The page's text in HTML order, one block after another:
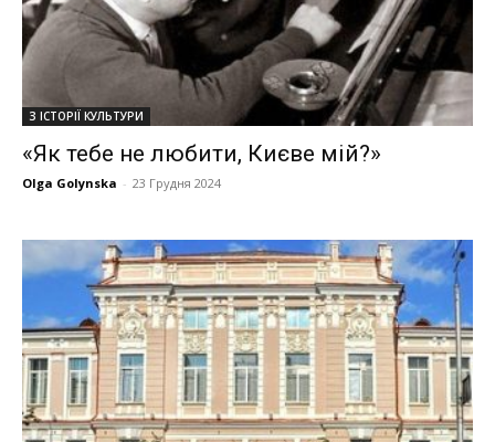
З ІСТОРІЇ КУЛЬТУРИ
«Як тебе не любити, Києве мій?»
Olga Golynska - 23 Грудня 2024